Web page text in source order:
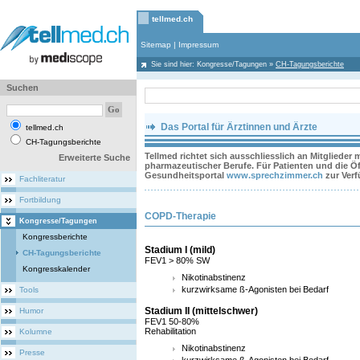
tellmed.ch
Sitemap | Impressum
Sie sind hier: Kongresse/Tagungen » CH-Tagungsberichte
Suchen
tellmed.ch
CH-Tagungsberichte
Erweiterte Suche
Fachliteratur
Fortbildung
Kongresse/Tagungen
Kongressberichte
CH-Tagungsberichte
Kongresskalender
Tools
Humor
Kolumne
Presse
Das Portal für Ärztinnen und Ärzte
Tellmed richtet sich ausschliesslich an Mitglieder
pharmazeutischer Berufe. Für Patienten und die
Gesundheitsportal www.sprechzimmer.ch zur
COPD-Therapie
Stadium I (mild)
FEV1 > 80% SW
Nikotinabstinenz
kurzwirksame ß-Agonisten bei Bedarf
Stadium II (mittelschwer)
FEV1 50-80%
Rehabilitation
Nikotinabstinenz